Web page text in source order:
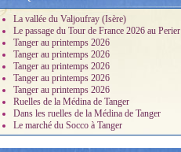
La vallée du Valjoufray (Isère)
Le passage du Tour de France 2026 au Perier
Tanger au printemps 2026
Tanger au printemps 2026
Tanger au printemps 2026
Tanger au printemps 2026
Tanger au printemps 2026
Ruelles de la Médina de Tanger
Dans les ruelles de la Médina de Tanger
Le marché du Socco à Tanger